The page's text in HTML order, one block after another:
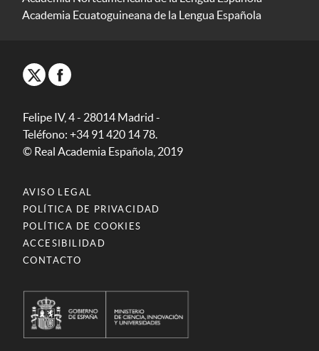
Academia Ecuatoguineana de la Lengua Española
Felipe IV, 4 - 28014 Madrid -
Teléfono: +34 91 420 14 78.
© Real Academia Española, 2019
AVISO LEGAL
POLÍTICA DE PRIVACIDAD
POLÍTICA DE COOKIES
ACCESIBILIDAD
CONTACTO